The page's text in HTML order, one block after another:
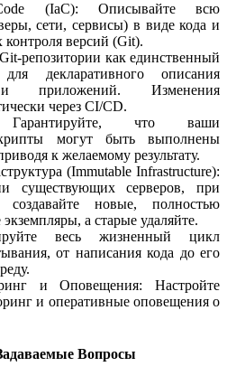
(IaC): Описывайте всю
сети, сервисы) в виде кода и
контроля версий (Git).
репозитории как единственный
декларативного описания
и приложений. Изменения
через CI/CD.
Гарантируйте, что ваши
могут быть выполнены
к желаемому результату.
(Immutable Infrastructure):
существующих серверов, при
новые, полностью
а старые удаляйте.
весь жизненный цикл
от написания кода до его
и Оповещения: Настройте
и оперативные оповещения о
Вопросы